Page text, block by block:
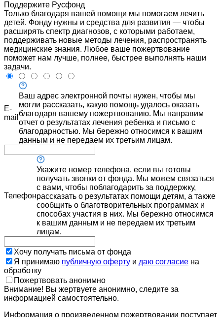
Поддержите Русфонд
Только благодаря вашей помощи мы помогаем лечить
детей. Фонду нужны и средства для развития — чтобы
расширять спектр диагнозов, с которыми работаем,
поддерживать новые методы лечения, распространять
медицинские знания. Любое ваше пожертвование
поможет нам лучше, полнее, быстрее выполнять наши
задачи.
E-
mail
Ваш адрес электронной почты нужен, чтобы мы
могли рассказать, какую помощь удалось оказать
благодаря вашему пожертвованию. Мы направим
отчет о результатах лечения ребенка и письмо с
благодарностью. Мы бережно относимся к вашим
данным и не передаем их третьим лицам.
Телефон
Укажите номер телефона, если вы готовы
получать звонки от фонда. Мы можем связаться
с вами, чтобы поблагодарить за поддержку,
рассказать о результатах помощи детям, а также
сообщить о благотворительных программах и
способах участия в них. Мы бережно относимся
к вашим данным и не передаем их третьим
лицам.
Хочу получать письма от фонда
Я принимаю публичную оферту и даю согласие на
обработку
Пожертвовать анонимно
Внимание! Вы жертвуете анонимно, следите за
информацией самостоятельно.
Информация о произведенном пожертвовании поступает